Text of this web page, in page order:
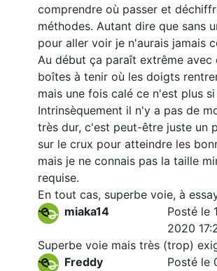
comprendre où passer et
méthodes. Autant dire que sans
pour aller voir je n'aurais jamais
Au début ça paraît extrême avec
boîtes à tenir où les doigts
mais une fois calé ce n'est plus si
Intrinsèquement il n'y a pas de
très dur, c'est peut-être juste un
sur le crux pour atteindre les
mais je ne connais pas la taille
requise.
En tout cas, superbe voie, à
miaka14
Posté le
2020
Superbe voie mais très (trop)
Freddy
Posté le